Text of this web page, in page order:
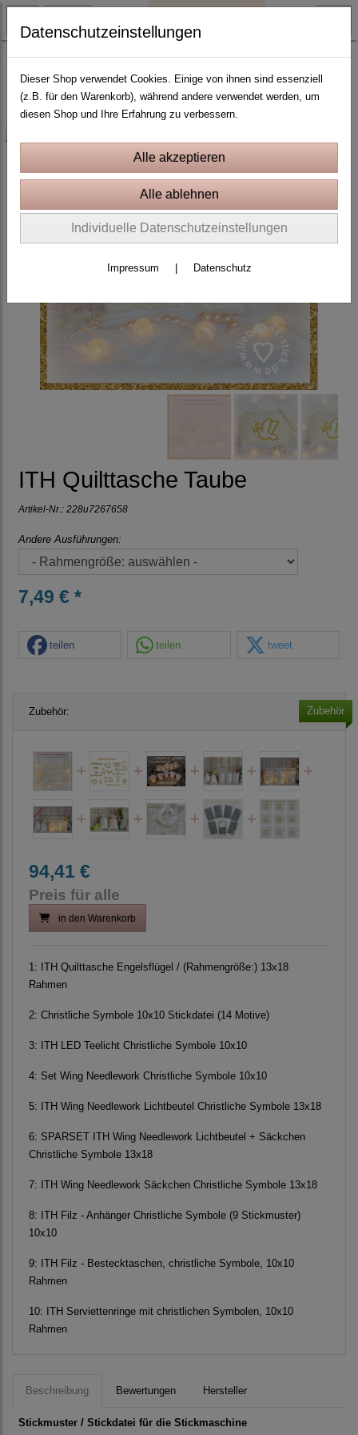
ITH Stickprojekte In the Hoop ITH Taschen, Quilttaschen
ITH Quilttasche Taube
Artikel-Nr.: 228u7267658
Andere Ausführungen:
7,49 € *
teilen teilen tweet
Zubehör: Zubehör
94,41 €
Preis für alle
in den Warenkorb
1: ITH Quilttasche Engelsflügel / (Rahmengröße:) 13x18
Rahmen
2: Christliche Symbole 10x10 Stickdatei (14 Motive)
3: ITH LED Teelicht Christliche Symbole 10x10
4: Set Wing Needlework Christliche Symbole 10x10
5: ITH Wing Needlework Lichtbeutel Christliche Symbole 13x18
6: SPARSET ITH Wing Needlework Lichtbeutel + Säckchen
Christliche Symbole 13x18
7: ITH Wing Needlework Säckchen Christliche Symbole 13x18
8: ITH Filz - Anhänger Christliche Symbole (9 Stickmuster)
10x10
9: ITH Filz - Bestecktaschen, christliche Symbole, 10x10
Rahmen
10: ITH Serviettenringe mit christlichen Symbolen, 10x10
Rahmen
Beschreibung Bewertungen Hersteller
Stickmuster / Stickdatei für die Stickmaschine
Datenschutzeinstellungen
Dieser Shop verwendet Cookies. Einige von ihnen sind essenziell
(z.B. für den Warenkorb), während andere verwendet werden, um
diesen Shop und Ihre Erfahrung zu verbessern.
Individuelle Datenschutzeinstellungen
Impressum Datenschutz